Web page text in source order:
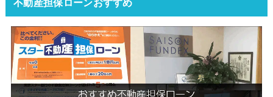
不動産担保ローンおすすめ